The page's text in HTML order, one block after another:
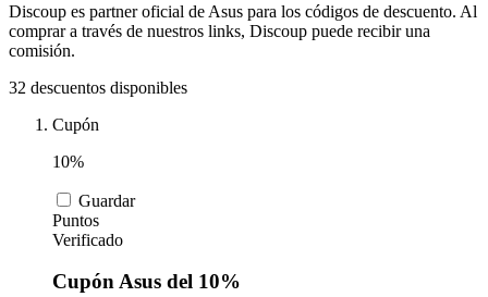
Nike
adidas
Farmacia
Discoup es partner oficial de Asus para los códigos de descuento. Al
comprar a través de nuestros links, Discoup puede recibir una
comisión.
32 descuentos disponibles
Cupón
10%
Guardar
Puntos
Verificado
Cupón Asus del 10%